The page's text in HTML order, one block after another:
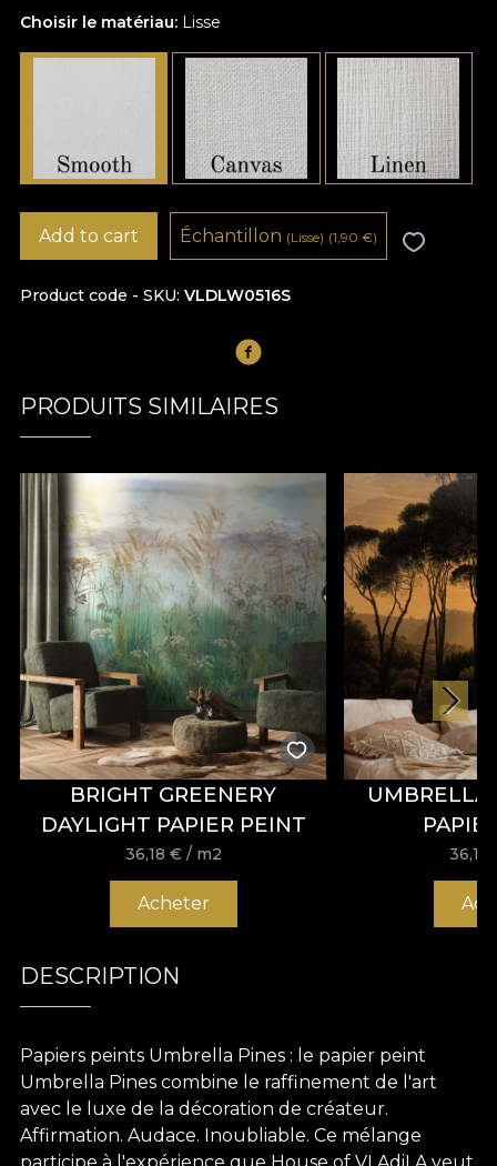
Choisir le matériau: Lisse
Product code - SKU VLDLW0516S
Add to cart Échantillon (Lisse) (1,90 €)
PRODUITS SIMILAIRES
BRIGHT GREENERY
DAYLIGHT PAPIER PEINT
36,18 € / m2
Acheter
UMBRELLA
36,18
DESCRIPTION
Papiers peints Umbrella Pines : le papier peint
Umbrella Pines combine le raffinement de l'art
avec le luxe de la décoration de créateur.
Affirmation. Audace. Inoubliable. Ce mélange